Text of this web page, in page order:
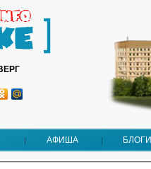
АФИША БЛОГИ